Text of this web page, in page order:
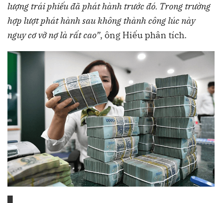
lượng trái phiếu đã phát hành trước đó. Trong trường
hợp lượt phát hành sau không thành công lúc này
nguy cơ vỡ nợ là rất cao”, ông Hiếu phân tích.